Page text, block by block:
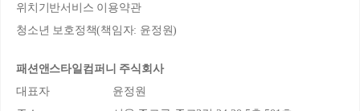
위치기반서비스 이용약관
청소년 보호정책(책임자: 윤정원)
패션앤스타일컴퍼니 주식회사
대표자
윤정원